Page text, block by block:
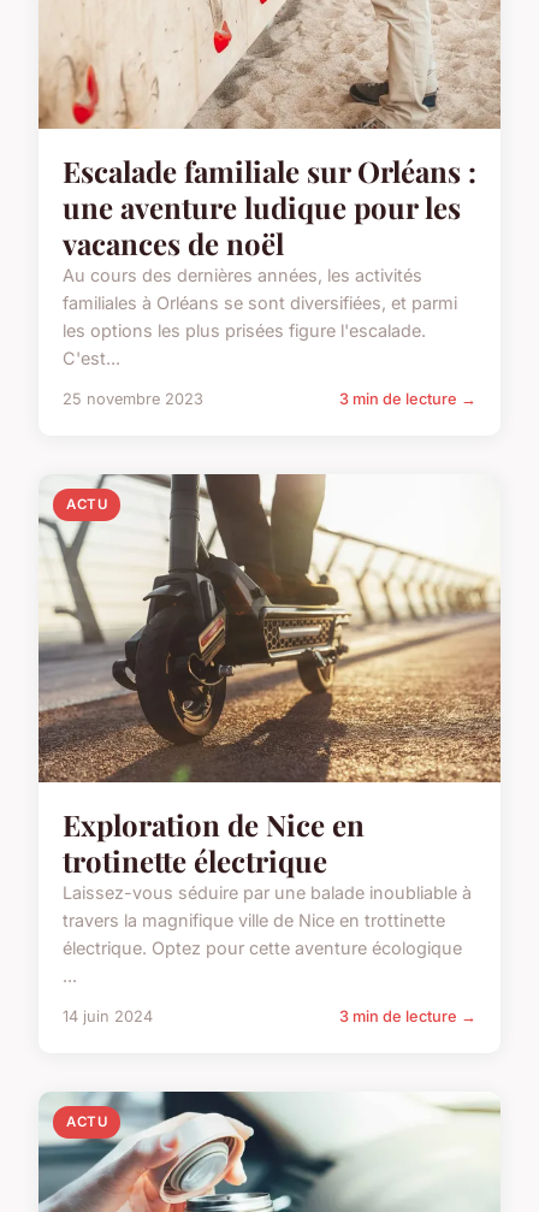
Escalade familiale sur Orléans :
une aventure ludique pour les
vacances de noël
Au cours des dernières années, les activités
familiales à Orléans se sont diversifiées, et parmi
les options les plus prisées figure l'escalade.
C'est...
25 novembre 2023 3 min de lecture →
ACTU
Exploration de Nice en
trotinette électrique
Laissez-vous séduire par une balade inoubliable à
travers la magnifique ville de Nice en trottinette
électrique. Optez pour cette aventure écologique
...
14 juin 2024 3 min de lecture →
ACTU